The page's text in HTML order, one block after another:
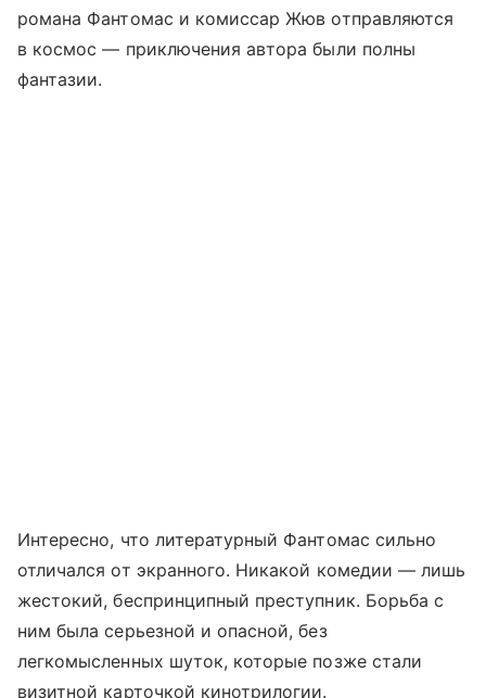
романа Фантомас и комиссар Жюв отправляются
в космос — приключения автора были полны
фантазии.
Интересно, что литературный Фантомас сильно
отличался от экранного. Никакой комедии — лишь
жестокий, беспринципный преступник. Борьба с
ним была серьезной и опасной, без
легкомысленных шуток, которые позже стали
визитной карточкой кинотрилогии.